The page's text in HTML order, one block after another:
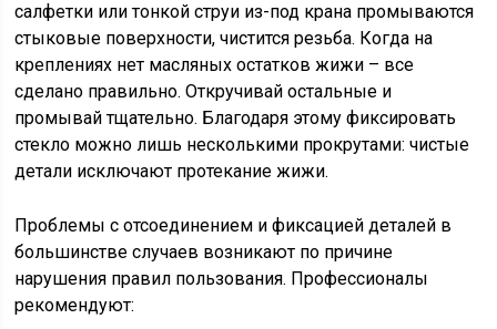
салфетки или тонкой струи из-под крана промываются
стыковые поверхности, чистится резьба. Когда на
креплениях нет масляных остатков жижи – все
сделано правильно. Откручивай остальные и
промывай тщательно. Благодаря этому фиксировать
стекло можно лишь несколькими прокрутами: чистые
детали исключают протекание жижи.
Проблемы с отсоединением и фиксацией деталей в
большинстве случаев возникают по причине
нарушения правил пользования. Профессионалы
рекомендуют: